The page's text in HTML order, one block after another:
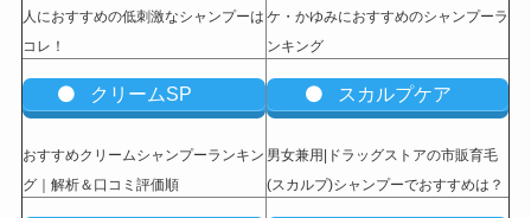
人におすすめの低刺激なシャンプーは
コレ！
ケ・かゆみにおすすめのシャンプーラ
ンキング
クリームSP
おすすめクリームシャンプーランキン
グ｜解析＆口コミ評価順
スカルプケア
男女兼用|ドラッグストアの市販育毛
(スカルプ)シャンプーでおすすめは？